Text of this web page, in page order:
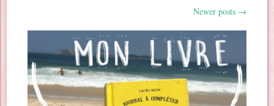
Post navigation
Newer posts →